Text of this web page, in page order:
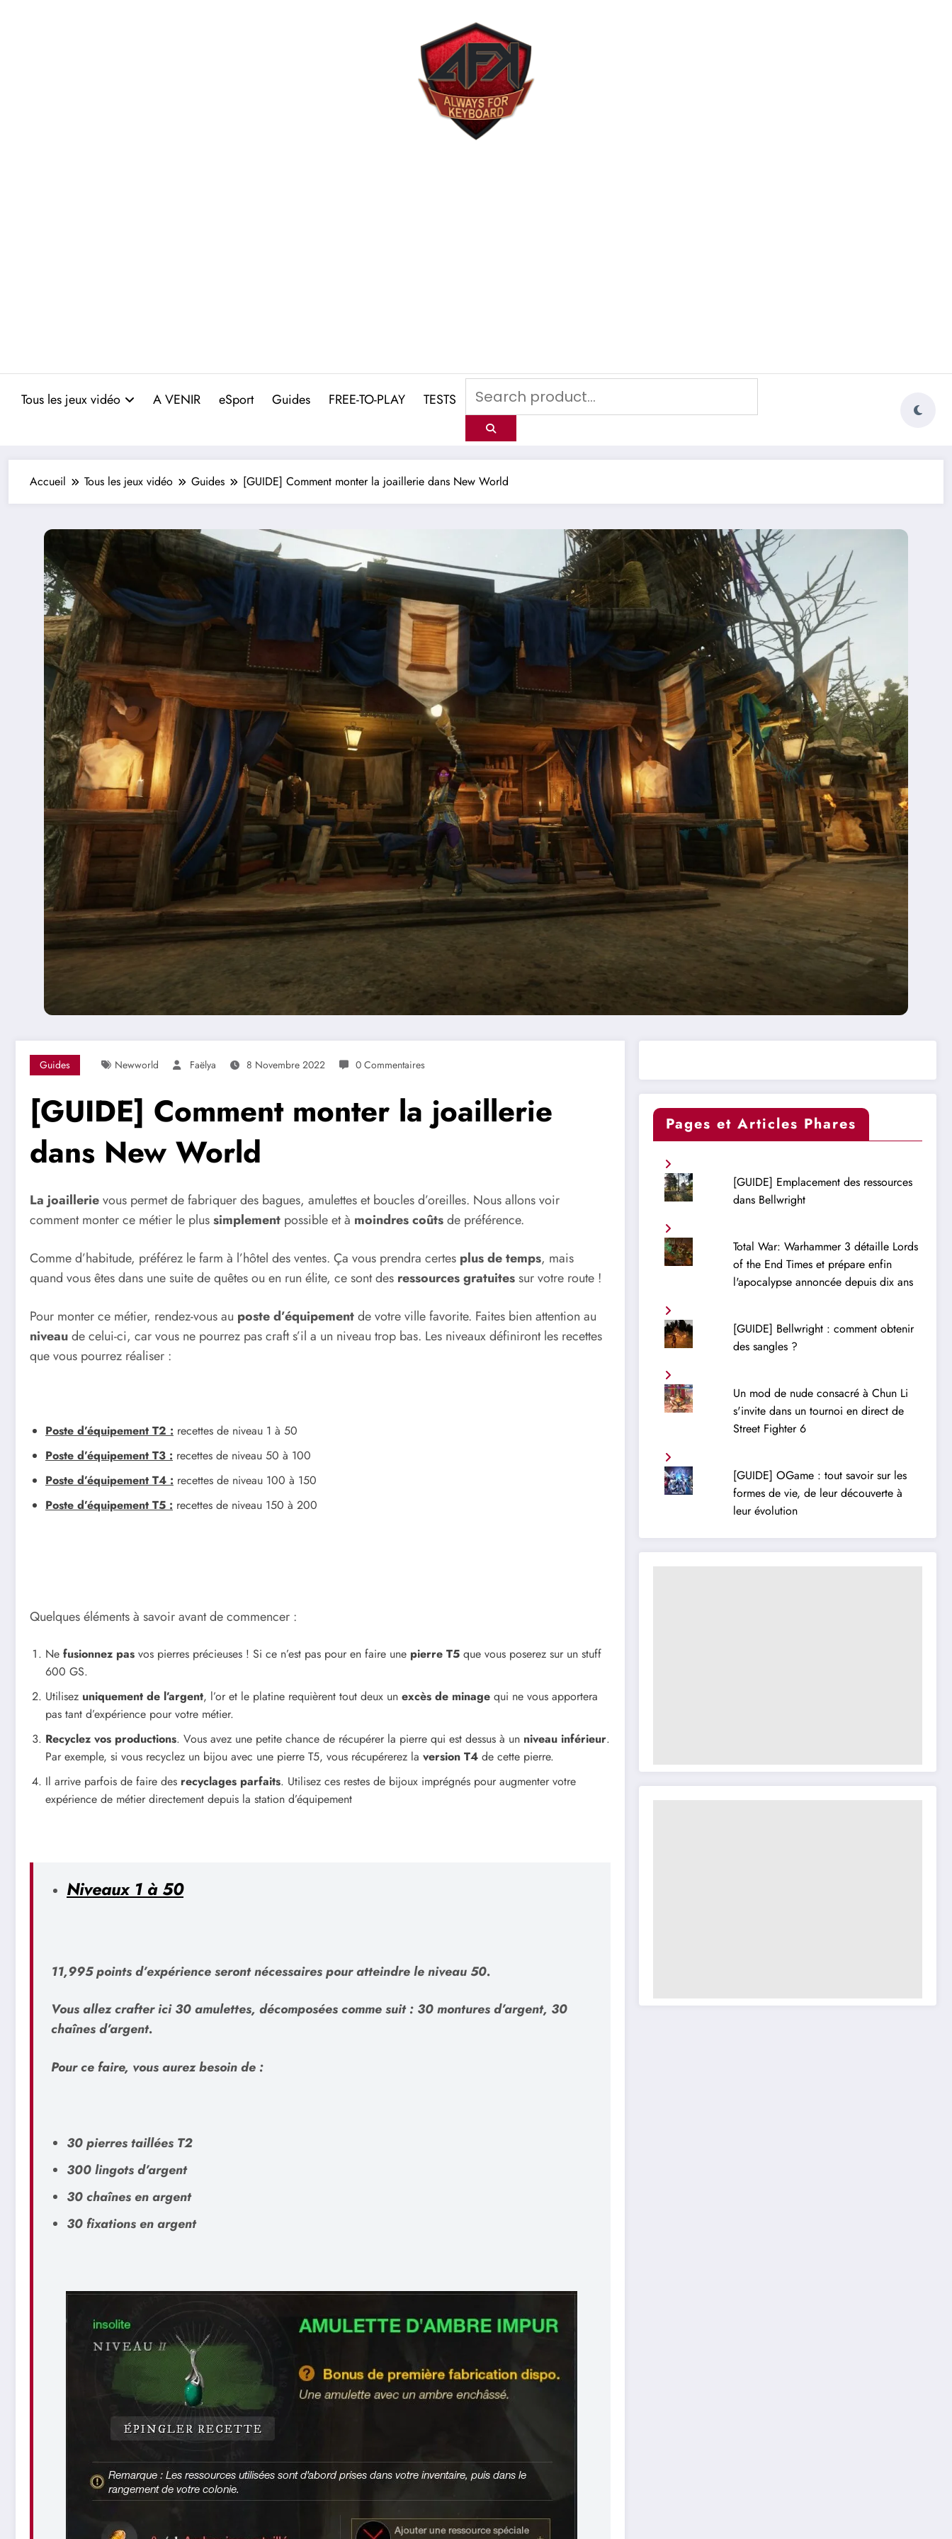
Tous les jeux vidéo A VENIR eSport Guides FREE-TO-PLAY TESTS
Accueil Tous les jeux vidéo Guides [GUIDE] Comment monter la joaillerie dans New World
Guides Newworld Faëlya 8 Novembre 2022 0 Commentaires
[GUIDE] Comment monter la joaillerie
dans New World
La joaillerievous permet de fabriquer des bagues, amulettes et boucles d’oreilles. Nous allons voir
comment monter ce métier le plussimplement possible et à moindres coûtsde préférence.
Comme d’habitude, préférez le farm à l’hôtel des ventes. Ça vous prendra certes plus de temps, mais
quand vous êtes dans une suite de quêtes ou en run élite, ce sont des ressources gratuitessur votre route !
Pour monter ce métier, rendez-vous au poste d’équipementde votre ville favorite. Faites bien attention au
niveaude celui-ci, car vous ne pourrez pas craft s’il a un niveau trop bas. Les niveaux définiront les recettes
que vous pourrez réaliser :
Poste d’équipement T2 : recettes de niveau 1 à 50
Poste d’équipement T3 : recettes de niveau 50 à 100
Poste d’équipement T4 : recettes de niveau 100 à 150
Poste d’équipement T5 : recettes de niveau 150 à 200
Quelques éléments à savoir avant de commencer :
Ne fusionnez pas vos pierres précieuses ! Si ce n’est pas pour en faire une pierre T5 que vous poserez sur un stuff
600 GS.
Utilisez uniquement de l’argent, l’or et le platine requièrent tout deux un excès de minage qui ne vous apportera
pas tant d’expérience pour votre métier.
Recyclez vos productions. Vous avez une petite chance de récupérer la pierre qui est dessus à un niveau inférieur.
Par exemple, si vous recyclez un bijou avec une pierre T5, vous récupérerez la version T4 de cette pierre.
Il arrive parfois de faire des recyclages parfaits. Utilisez ces restes de bijoux imprégnés pour augmenter votre
expérience de métier directement depuis la station d’équipement
Niveaux 1 à 50
11,995 points d’expérience seront nécessaires pour atteindre le niveau 50.
Vous allez crafter ici30 amulettes, décomposées comme suit : 30 montures d’argent, 30
chaînes d’argent.
Pour ce faire, vous aurez besoin de :
30pierres taillées T2
300lingots d’argent
30chaînes en argent
30 fixations en argent
Pages et Articles Phares
[GUIDE] Emplacement des ressources
dans Bellwright
Total War: Warhammer 3 détaille Lords
of the End Times et prépare enfin
l'apocalypse annoncée depuis dix ans
[GUIDE] Bellwright : comment obtenir
des sangles ?
Un mod de nude consacré à Chun Li
s'invite dans un tournoi en direct de
Street Fighter 6
[GUIDE] OGame : tout savoir sur les
formes de vie, de leur découverte à
leur évolution